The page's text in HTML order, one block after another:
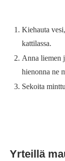
Kiehauta
kattilassa.
Anna liemen
hienonna ne
Sekoita
Yrteillä